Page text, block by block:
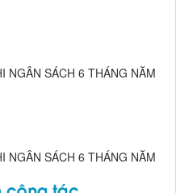
SÁCH 6 THÁNG NĂM
SÁCH 6 THÁNG NĂM